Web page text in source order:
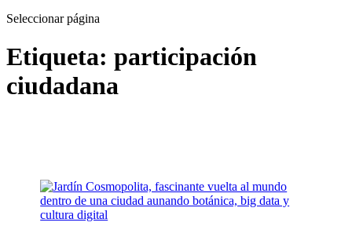
Seleccionar página
Etiqueta: participación
ciudadana